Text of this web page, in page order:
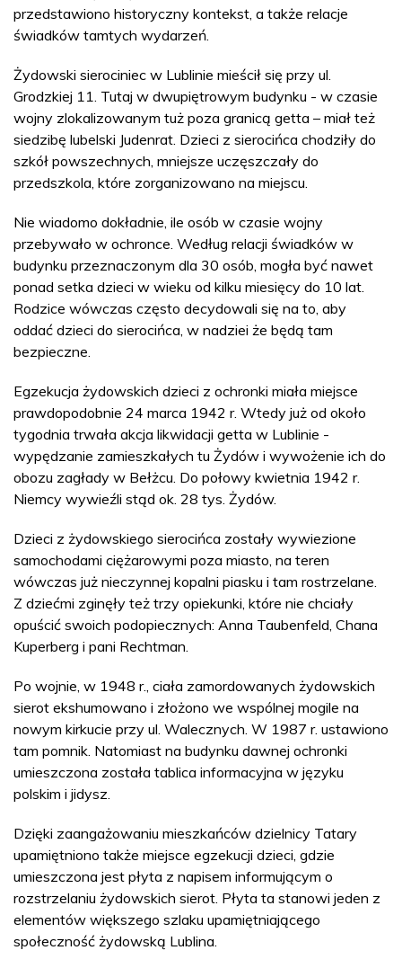
przedstawiono historyczny kontekst, a także relacje
świadków tamtych wydarzeń.
Żydowski sierociniec w Lublinie mieścił się przy ul.
Grodzkiej 11. Tutaj w dwupiętrowym budynku - w czasie
wojny zlokalizowanym tuż poza granicą getta – miał też
siedzibę lubelski Judenrat. Dzieci z sierocińca chodziły do
szkół powszechnych, mniejsze uczęszczały do
przedszkola, które zorganizowano na miejscu.
Nie wiadomo dokładnie, ile osób w czasie wojny
przebywało w ochronce. Według relacji świadków w
budynku przeznaczonym dla 30 osób, mogła być nawet
ponad setka dzieci w wieku od kilku miesięcy do 10 lat.
Rodzice wówczas często decydowali się na to, aby
oddać dzieci do sierocińca, w nadziei że będą tam
bezpieczne.
Egzekucja żydowskich dzieci z ochronki miała miejsce
prawdopodobnie 24 marca 1942 r. Wtedy już od około
tygodnia trwała akcja likwidacji getta w Lublinie -
wypędzanie zamieszkałych tu Żydów i wywożenie ich do
obozu zagłady w Bełżcu. Do połowy kwietnia 1942 r.
Niemcy wywieźli stąd ok. 28 tys. Żydów.
Dzieci z żydowskiego sierocińca zostały wywiezione
samochodami ciężarowymi poza miasto, na teren
wówczas już nieczynnej kopalni piasku i tam rostrzelane.
Z dziećmi zginęły też trzy opiekunki, które nie chciały
opuścić swoich podopiecznych: Anna Taubenfeld, Chana
Kuperberg i pani Rechtman.
Po wojnie, w 1948 r., ciała zamordowanych żydowskich
sierot ekshumowano i złożono we wspólnej mogile na
nowym kirkucie przy ul. Walecznych. W 1987 r. ustawiono
tam pomnik. Natomiast na budynku dawnej ochronki
umieszczona została tablica informacyjna w języku
polskim i jidysz.
Dzięki zaangażowaniu mieszkańców dzielnicy Tatary
upamiętniono także miejsce egzekucji dzieci, gdzie
umieszczona jest płyta z napisem informującym o
rozstrzelaniu żydowskich sierot. Płyta ta stanowi jeden z
elementów większego szlaku upamiętniającego
społeczność żydowską Lublina.